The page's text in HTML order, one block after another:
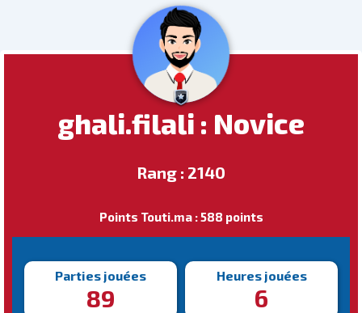
ghali.filali : Novice
Rang : 2140
Points Touti.ma : 588 points
Parties jouées
89
Heures jouées
6